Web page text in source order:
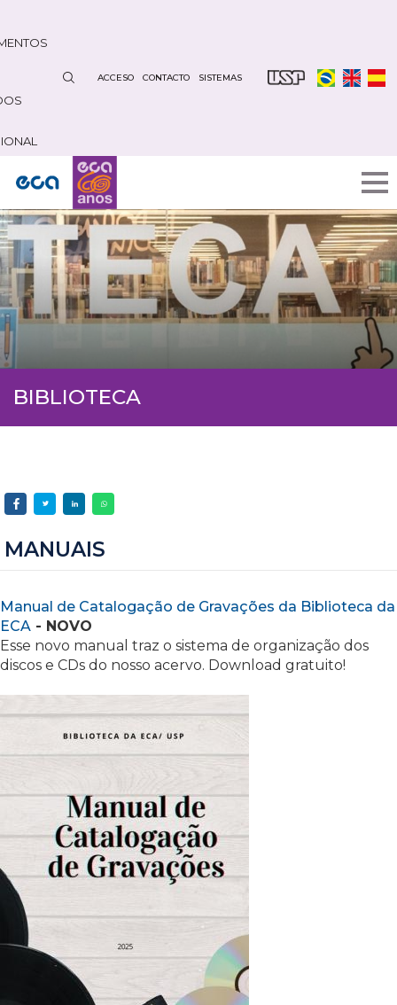
contenido
ACCESO CONTACTO SISTEMAS
BIBLIOTECA
MANUAIS
Manual de Catalogação de Gravações da Biblioteca da
ECA - NOVO
Esse novo manual traz o sistema de organização dos
discos e CDs do nosso acervo. Download gratuito!